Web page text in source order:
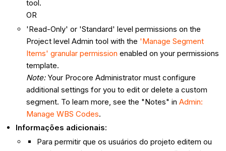
tool.
OR
'Read-Only' or 'Standard' level permissions on the
Project level Admin tool with the 'Manage Segment
Items' granular permission enabled on your permissions
template.
Note:Your Procore Administrator must configure
additional settings for you to edit or delete a custom
segment. To learn more, see the "Notes" inAdmin:
Manage WBS Codes.
Informações adicionais:
Para permitir que os usuários do projeto editem ou